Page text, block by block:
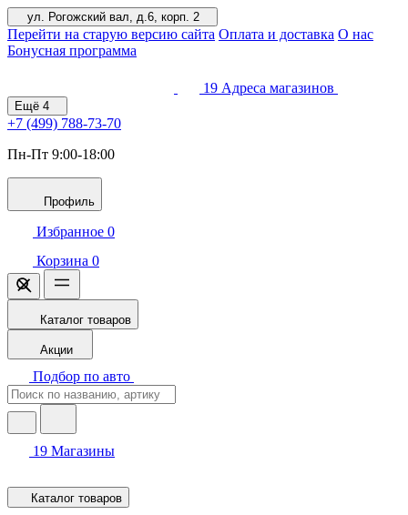
ул. Рогожский вал, д.6, корп. 2
Перейти на старую версию сайта Оплата и доставка О нас
Бонусная программа
19 Адреса магазинов
Ещё 4
+7 (499) 788-73-70
Пн-Пт 9:00-18:00
Профиль
Избранное 0
Корзина 0
Каталог товаров
Акции
Подбор по авто
19 Магазины
Каталог товаров